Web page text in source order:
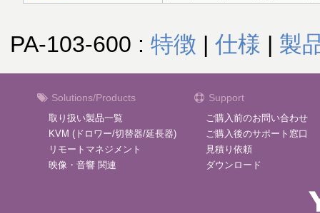
PA-103-600 : 特徴 | 仕様 | 製
Solutions/Products
取り扱い製品一覧
KVM (ドロワー/切替器/延長器)
リモートマネジメント
映像・音響 関連
Support
ご購入前のお問い合わせ
ご購入後のサポート窓口
見積り依頼
ダウンロード